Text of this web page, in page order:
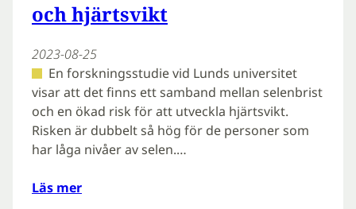
och hjärtsvikt
2023-08-25
En forskningsstudie vid Lunds universitet
visar att det finns ett samband mellan selenbrist
och en ökad risk för att utveckla hjärtsvikt.
Risken är dubbelt så hög för de personer som
har låga nivåer av selen.…
Läs mer